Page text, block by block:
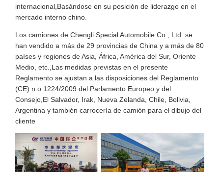
internacional,Basándose en su posición de liderazgo en el
mercado interno chino.
Los camiones de Chengli Special Automobile Co., Ltd. se
han vendido a más de 29 provincias de China y a más de 80
países y regiones de Asia, África, América del Sur, Oriente
Medio, etc.,Las medidas previstas en el presente
Reglamento se ajustan a las disposiciones del Reglamento
(CE) n.o 1224/2009 del Parlamento Europeo y del
Consejo,El Salvador, Irak, Nueva Zelanda, Chile, Bolivia,
Argentina y también carrocería de camión para el dibujo del
cliente